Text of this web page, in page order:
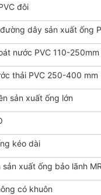
đôi
dây sản xuất ống
nước PVC 110-250mm
thải PVC 250-400 mm
sản xuất ống lớn
kéo dài
xuất ống bảo lãnh
có khuôn